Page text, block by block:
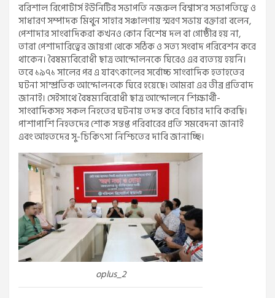
বরিশাল রিপোর্টার্স ইউনিটির সভাপতি নজরুল বিশ্বাস’র সভাপতিত্বে ও
সাধারণ সম্পাদক মিথুন সাহার সঞ্চালণায় স্মরণ সভায় বক্তারা বলেন,
পেশাদার সাংবাদিকরা কখনও কোন বিশেষ দল বা গোষ্ঠীর হয় না,
তারা পেশাদারিত্বের জায়গা থেকে সঠিক ও সত্য সংবাদ পরিবেশন করে
থাকেন। বৈষম্যবিরোধী ছাত্র আন্দোলনকে ঘিরেও এর ব্যত্যয় হয়নি।
তবে ১৯৭১ সালের পর এ যাবৎকালের সর্বোচ্চ সাংবাদিক হতাহতের
ঘটনা সাম্প্রতিক আন্দোলনকে ঘিরে হয়েছে। আমরা এর তীব্র প্রতিবাদ
জানাই। সেইসাথে বৈষম্যবিরোধী ছাত্র আন্দোলনে শিক্ষার্থী-
সাংবাদিকসহ সকল নিহতের ঘটনায় তদন্ত করে বিচার দাবি করছি।
পাশাপাশি নিহতদের শোক সন্তপ্ত পরিবারের প্রতি সমবেদনা জানাই
এবং আহতদের সু-চিকিৎসা নিশ্চিতের দাবি জানাচ্ছি।
oplus_2